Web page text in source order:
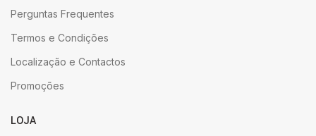
Perguntas Frequentes
Termos e Condições
Localização e Contactos
Promoções
LOJA